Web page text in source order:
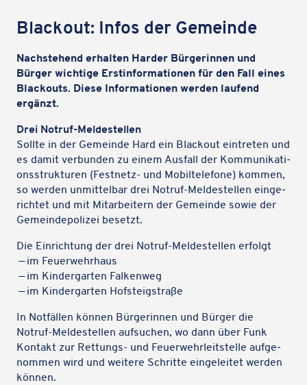
Black­out: Infos der Gemeinde
Nach­ste­hend erhal­ten Harder Bürge­rin­nen und
Bürger wich­tige Erst­in­for­ma­tio­nen für den Fall eines
Black­outs. Diese Infor­ma­tio­nen werden laufend
ergänzt.
Drei Notruf-Melde­stel­len
Sollte in der Gemeinde Hard ein Black­out eintre­ten und
es damit verbun­den zu einem Ausfall der Kommu­ni­ka­ti­
ons­struk­tu­ren (Fest­netz- und Mobil­te­le­fone) kommen,
so werden unmit­tel­bar drei Notruf-Melde­stel­len einge­
rich­tet und mit Mitar­bei­tern der Gemeinde sowie der
Gemein­de­po­li­zei besetzt.
Die Einrich­tung der drei Notruf-Melde­stel­len erfolgt
— im Feuerwehrhaus
— im Kinder­gar­ten Falkenweg
— im Kinder­gar­ten Hofsteigstraße
In Notfäl­len können Bürge­rin­nen und Bürger die
Notruf-Melde­stel­len aufsu­chen, wo dann über Funk
Kontakt zur Rettungs- und Feuer­wehr­leit­stelle aufge­
nom­men wird und weitere Schritte einge­lei­tet werden
können.